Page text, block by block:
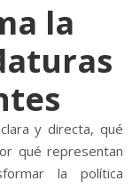
la
y directa, qué
qué representan
la política